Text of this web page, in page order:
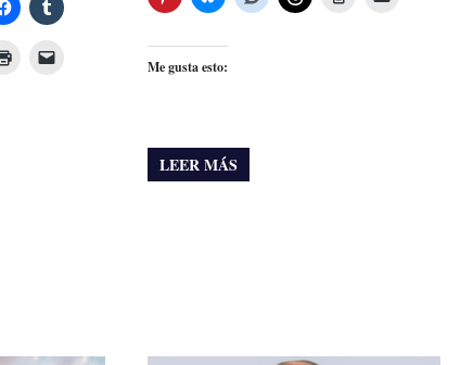
Me gusta esto:
LEER MÁS